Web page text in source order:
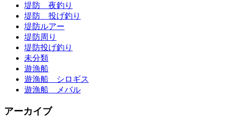
堤防 夜釣り
堤防 投げ釣り
堤防ルアー
堤防周り
堤防投げ釣り
未分類
遊漁船
遊漁船 シロギス
遊漁船 メバル
アーカイブ